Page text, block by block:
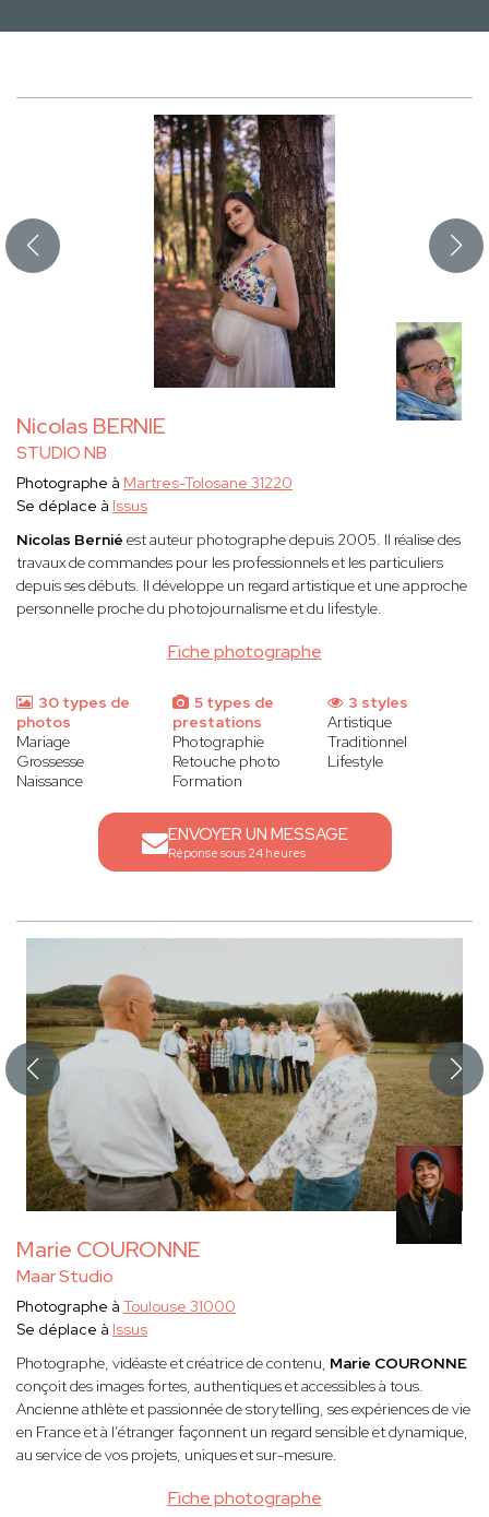
Nicolas BERNIE
STUDIO NB
Fiche photographe
Photographe à Martres-Tolosane 31220
Se déplace à Issus
Nicolas Bernié est auteur photographe depuis 2005. Il réalise des
travaux de commandes pour les professionnels et les particuliers
depuis ses débuts. Il développe un regard artistique et une approche
personnelle proche du photojournalisme et du lifestyle.
30 types de
photos
Mariage
Grossesse
Naissance
5 types de
prestations
Photographie
Retouche photo
Formation
3 styles
Artistique
Traditionnel
Lifestyle
ENVOYER UN MESSAGE
Réponse sous 24 heures
Marie COURONNE
Maar Studio
Fiche photographe
Photographe à Toulouse 31000
Se déplace à Issus
Photographe, vidéaste et créatrice de contenu, Marie COURONNE
conçoit des images fortes, authentiques et accessibles à tous.
Ancienne athlète et passionnée de storytelling, ses expériences de vie
en France et à l’étranger façonnent un regard sensible et dynamique,
au service de vos projets, uniques et sur-mesure.